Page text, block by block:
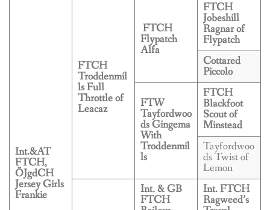
Int.&AT
FTCH,
ÖJgdCH
Jersey Girls
Frankie
FTCH
Troddenmil
ls Full
Throttle of
Leacaz
FTCH
Flypatch
Alfa
FTCH
Jobeshill
Ragnar of
Flypatch
Cottared
Piccolo
FTW
Tayfordwoo
ds Gingema
With
Troddenmil
ls
FTCH
Blackfoot
Scout of
Minstead
Tayfordwoo
ds Twist of
Lemon
Int. & GB
FTCH
Int. FTCH
Ragweed’s